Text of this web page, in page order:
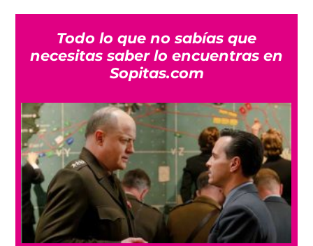
Todo lo que no sabías que
necesitas saber lo encuentras en
Sopitas.com